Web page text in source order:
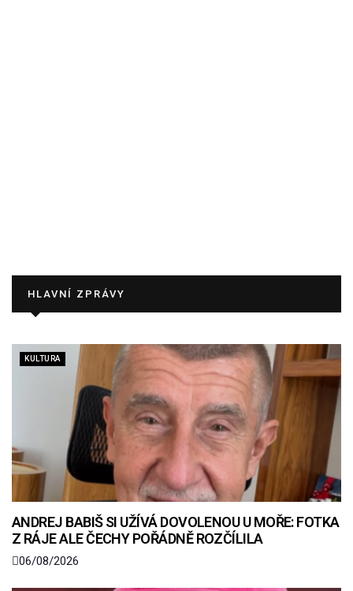
HLAVNÍ ZPRÁVY
KULTURA
ANDREJ BABIŠ SI UŽÍVÁ DOVOLENOU U MOŘE: FOTKA
Z RÁJE ALE ČECHY POŘÁDNĚ ROZČÍLILA
06/08/2026